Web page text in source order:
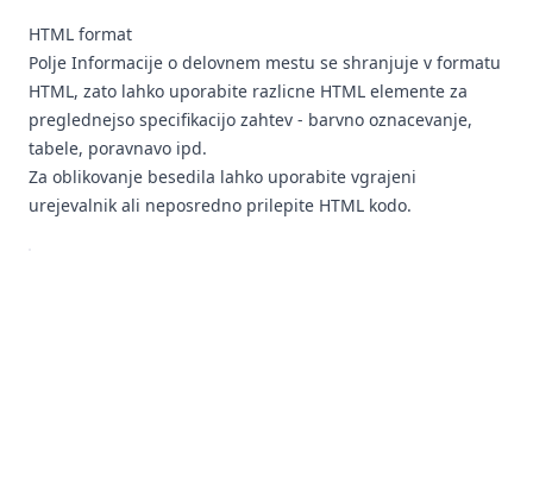
HTML format
Polje Informacije o delovnem mestu se shranjuje v formatu
HTML, zato lahko uporabite razlicne HTML elemente za
preglednejso specifikacijo zahtev - barvno oznacevanje,
tabele, poravnavo ipd.
Za oblikovanje besedila lahko uporabite vgrajeni
urejevalnik ali neposredno prilepite HTML kodo.